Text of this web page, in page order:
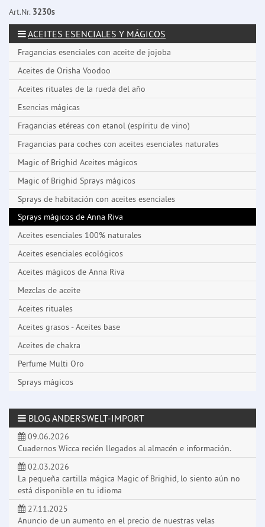
Art.Nr. 3230s
ACEITES ESENCIALES Y MÁGICOS
Fragancias esenciales con aceite de jojoba
Aceites de Orisha Voodoo
Aceites rituales de la rueda del año
Esencias mágicas
Fragancias etéreas con etanol (espíritu de vino)
Fragancias para coches con aceites esenciales naturales
Magic of Brighid Aceites mágicos
Magic of Brighid Sprays mágicos
Sprays de habitación con aceites esenciales
Sprays mágicos de Anna Riva
Aceites esenciales 100% naturales
Aceites esenciales ecológicos
Aceites mágicos de Anna Riva
Mezclas de aceite
Aceites rituales
Aceites grasos - Aceites base
Aceites de chakra
Perfume Multi Oro
Sprays mágicos
BLOG ANDERSWELT-IMPORT
09.06.2026
Cuadernos Wicca recién llegados al almacén e información.
02.03.2026
La pequeña cartilla mágica Magic of Brighid, lo siento aún no
está disponible en tu idioma
27.11.2025
Anuncio de un aumento en el precio de nuestras velas